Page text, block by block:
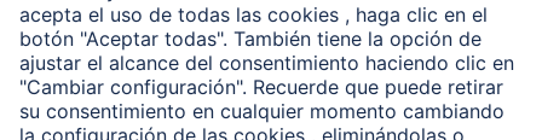
Compañía
Historia de la empresa